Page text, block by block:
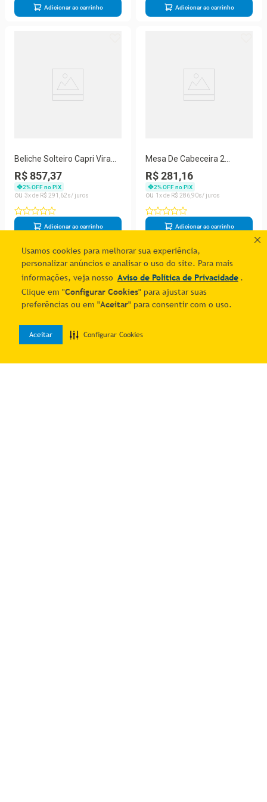
Usamos cookies para melhorar sua experiência,
personalizar anúncios e analisar o uso do site. Para mais
informações, veja nosso Aviso de Política de Privacidade .
Clique em "Configurar Cookies" para ajustar suas
preferências ou em "Aceitar" para consentir com o uso.
Aceitar Configurar Cookies
Adicionar ao carrinho Adicionar ao carrinho
Beliche Solteiro Capri Vira
Duas Camas 100% Mdf -
Branco
R$ 857,37
2% OFF no PIX
3
R$ 291 62
Adicionar ao carrinho
Mesa De Cabeceira 2
Gavetas Tóquio 100 Mdf -
Casa Chick Cinamomo
R$ 281,16
2% OFF no PIX
1
R$ 28690
Adicionar ao carrinho
1